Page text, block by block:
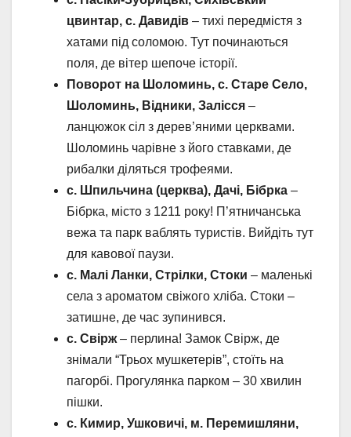
цвинтар, с. Давидів – тихі передмістя з
хатами під соломою. Тут починаються
поля, де вітер шепоче історії.
Поворот на Шоломинь, с. Старе Село,
Шоломинь, Відники, Залісся –
ланцюжок сіл з дерев’яними церквами.
Шоломинь чарівне з його ставками, де
рибалки діляться трофеями.
с. Шпильчина (церква), Дачі, Бібрка –
Бібрка, місто з 1211 року! П’ятничанська
вежа та парк ваблять туристів. Вийдіть тут
для кавової паузи.
с. Малі Ланки, Стрілки, Стоки – маленькі
села з ароматом свіжого хліба. Стоки –
затишне, де час зупинився.
с. Свірж– перлина! Замок Свірж, де
знімали “Трьох мушкетерів”, стоїть на
пагорбі. Прогулянка парком – 30 хвилин
пішки.
с. Кимир, Ушковичі, м. Перемишляни,